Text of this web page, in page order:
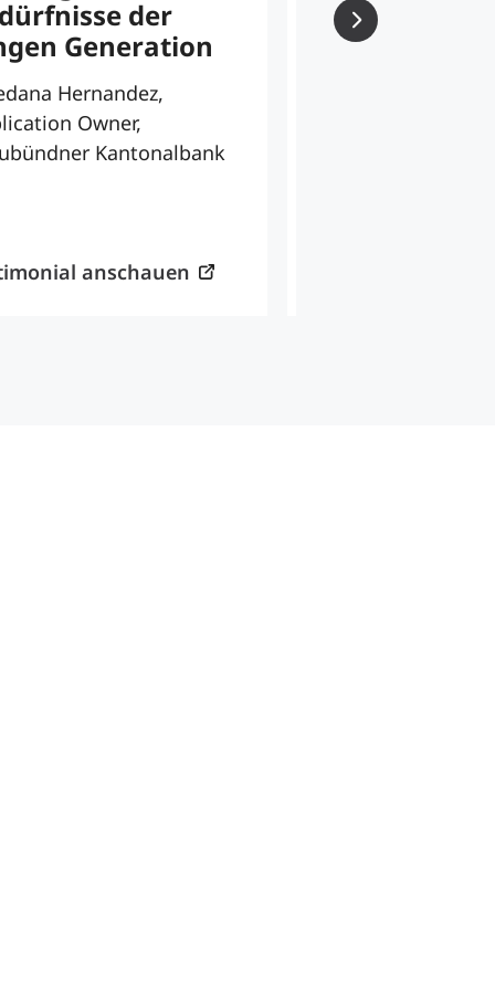
der
Generation
Hernandez,
Owner,
Kantonalbank
anschauen
Business &